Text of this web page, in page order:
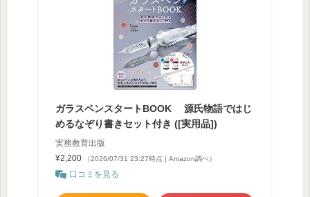
ガラスペンスタートBOOK 源氏物語ではじ
めるなぞり書きセット付き ([実用品])
実務教育出版
¥2,200
（2026/07/31 23:27時点 | Amazon調べ）
口コミを見る